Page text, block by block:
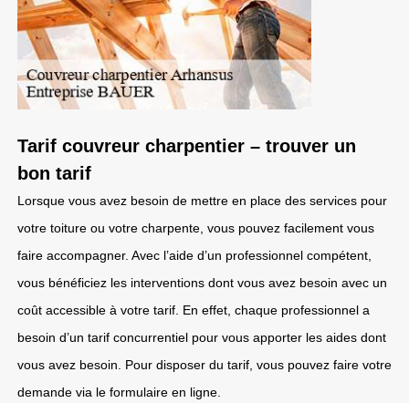
Tarif couvreur charpentier – trouver un
bon tarif
Lorsque vous avez besoin de mettre en place des services pour
votre toiture ou votre charpente, vous pouvez facilement vous
faire accompagner. Avec l’aide d’un professionnel compétent,
vous bénéficiez les interventions dont vous avez besoin avec un
coût accessible à votre tarif. En effet, chaque professionnel a
besoin d’un tarif concurrentiel pour vous apporter les aides dont
vous avez besoin. Pour disposer du tarif, vous pouvez faire votre
demande via le formulaire en ligne.